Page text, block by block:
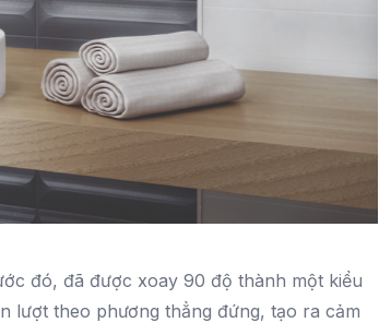
đó, đã được xoay 90 độ thành một kiểu
lượt theo phương thẳng đứng, tạo ra cảm